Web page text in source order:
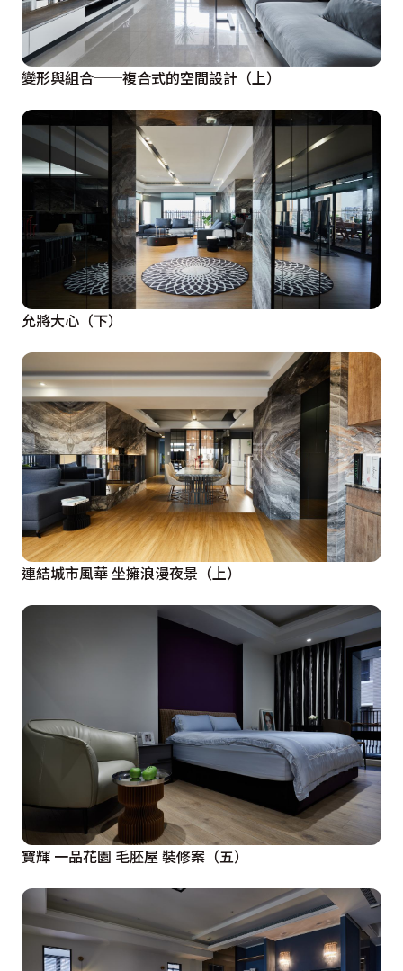
變形與組合──複合式的空間設計（上）
允將大心（下）
連結城市風華 坐擁浪漫夜景（上）
寶輝 一品花園 毛胚屋 裝修案（五）